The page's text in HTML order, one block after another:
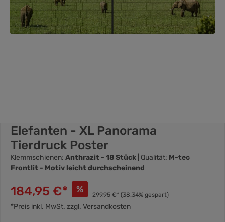
Elefanten - XL Panorama
Tierdruck Poster
Klemmschienen: Anthrazit - 18 Stück | Qualität: M-tec
Frontlit - Motiv leicht durchscheinend
184,95 €* % 299,95 €* (38.34% gespart)
*Preis inkl. MwSt. zzgl. Versandkosten